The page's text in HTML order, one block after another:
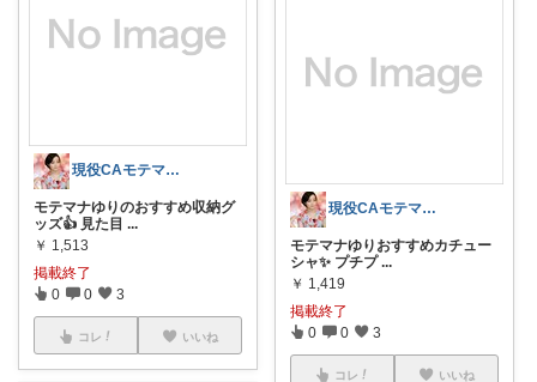
現役CAモテマナゆり
モテマナゆりのおすすめ収納グ
ッズ👍 見た目 ...
￥ 1,513
掲載終了
0 0 3
コレ いいね
現役CAモテマナゆり
モテマナゆりおすすめカチュー
シャ✨ プチプ ...
￥ 1,419
掲載終了
0 0 3
コレ いいね